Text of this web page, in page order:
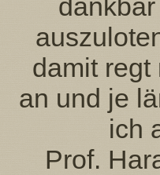
damit
an und je
ich
Prof.